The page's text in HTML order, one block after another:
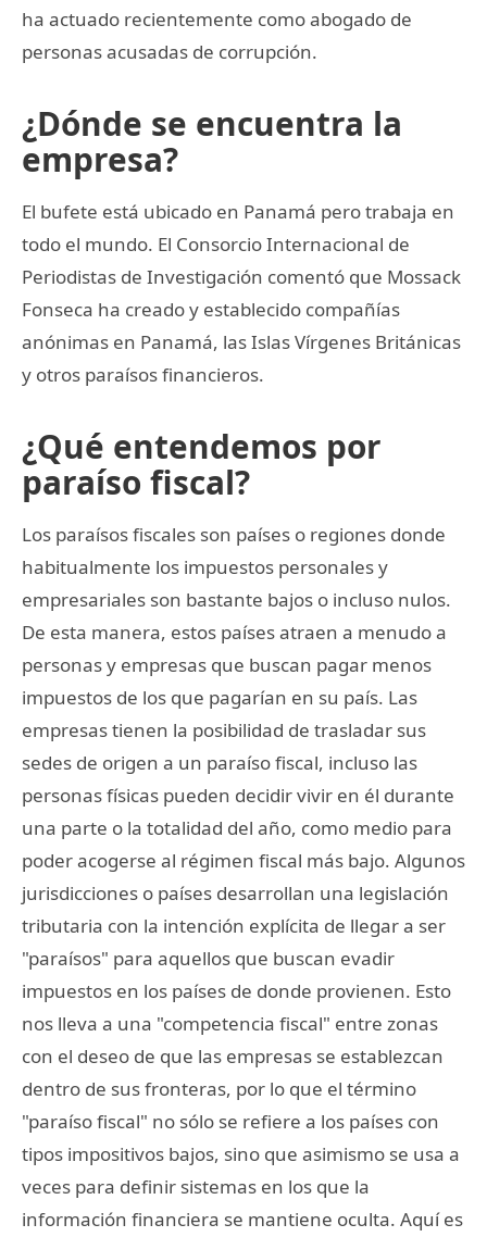
ha actuado recientemente como abogado de
personas acusadas de corrupción.
¿Dónde se encuentra la
empresa?
El bufete está ubicado en Panamá pero trabaja en
todo el mundo. El Consorcio Internacional de
Periodistas de Investigación comentó que Mossack
Fonseca ha creado y establecido compañías
anónimas en Panamá, las Islas Vírgenes Británicas
y otros paraísos financieros.
¿Qué entendemos por
paraíso fiscal?
Los paraísos fiscales son países o regiones donde
habitualmente los impuestos personales y
empresariales son bastante bajos o incluso nulos.
De esta manera, estos países atraen a menudo a
personas y empresas que buscan pagar menos
impuestos de los que pagarían en su país. Las
empresas tienen la posibilidad de trasladar sus
sedes de origen a un paraíso fiscal, incluso las
personas físicas pueden decidir vivir en él durante
una parte o la totalidad del año, como medio para
poder acogerse al régimen fiscal más bajo. Algunos
jurisdicciones o países desarrollan una legislación
tributaria con la intención explícita de llegar a ser
"paraísos" para aquellos que buscan evadir
impuestos en los países de donde provienen. Esto
nos lleva a una "competencia fiscal" entre zonas
con el deseo de que las empresas se establezcan
dentro de sus fronteras, por lo que el término
"paraíso fiscal" no sólo se refiere a los países con
tipos impositivos bajos, sino que asimismo se usa a
veces para definir sistemas en los que la
información financiera se mantiene oculta. Aquí es